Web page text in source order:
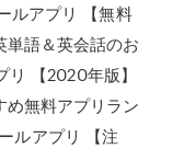
ルアプリ 【無料
語＆英会話のお
【2020年版】
無料アプリラン
ルアプリ 【注